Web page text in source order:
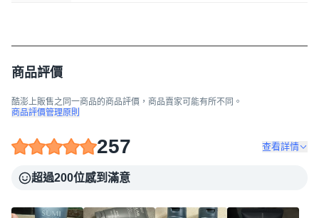
商品評價
酷澎上販售之同一商品的商品評價，商品賣家可能有所不同。
商品評價管理原則
257 查看詳情
超過200位感到滿意